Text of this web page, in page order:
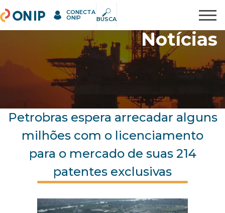
Pesquisar
ONIP CONECTA
ONIP BUSCA
Notícias
Petrobras espera arrecadar alguns
milhões com o licenciamento
para o mercado de suas 214
patentes exclusivas